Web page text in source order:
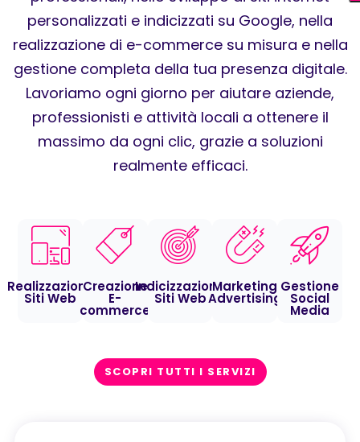
personalizzati e indicizzati su Google, nella
realizzazione di e-commerce su misura e nella
gestione completa della tua presenza digitale.
Lavoriamo ogni giorno per aiutare aziende,
professionisti e attività locali a ottenere il
massimo da ogni clic, grazie a soluzioni
realmente efficaci.
Realizzazione
Siti Web
Creazione
E-
commerce
Indicizzazione
Siti Web
Marketing
Advertising
Gestione
Social
Media
SCOPRI TUTTI I SERVIZI